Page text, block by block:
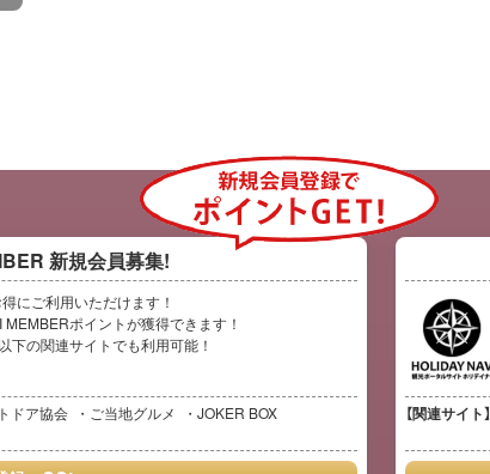
新規会員募集!
にご利用いただけます！
ポイントが獲得できます！
下の関連サイトでも利用可能！
ドア協会 ご当地グルメ
JOKER BOX
【関連サイト】